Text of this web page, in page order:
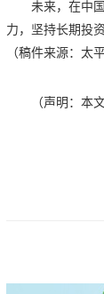
未来，在中
力，坚持长期投
（稿件来源：太
（声明：本